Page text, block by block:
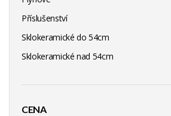
Příslušenství
Sklokeramické do 54cm
Sklokeramické nad 54cm
CENA